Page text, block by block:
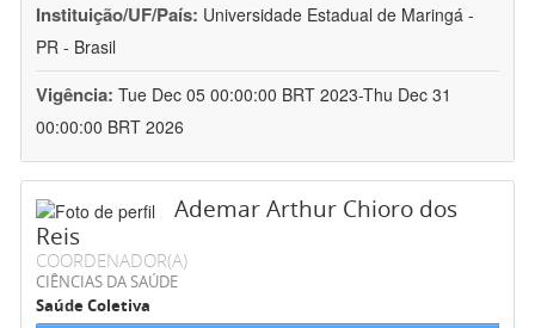
Instituição/UF/País: Universidade Estadual de Maringá -
PR - Brasil
Vigência: Tue Dec 05 00:00:00 BRT 2023-Thu Dec 31
00:00:00 BRT 2026
Ademar Arthur Chioro dos
Reis
COORDENADOR(A)
CIÊNCIAS DA SAÚDE
Saúde Coletiva